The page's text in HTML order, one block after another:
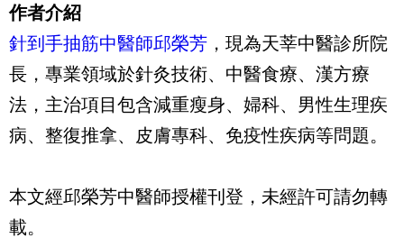
作者介紹
針到手抽筋中醫師邱榮芳 ，現為天莘中醫診所院
長，專業領域於針灸技術、中醫食療、漢方療
法，主治項目包含減重瘦身、婦科、男性生理疾
病、整復推拿、皮膚專科、免疫性疾病等問題。
本文經邱榮芳中醫師授權刊登，未經許可請勿轉
載。